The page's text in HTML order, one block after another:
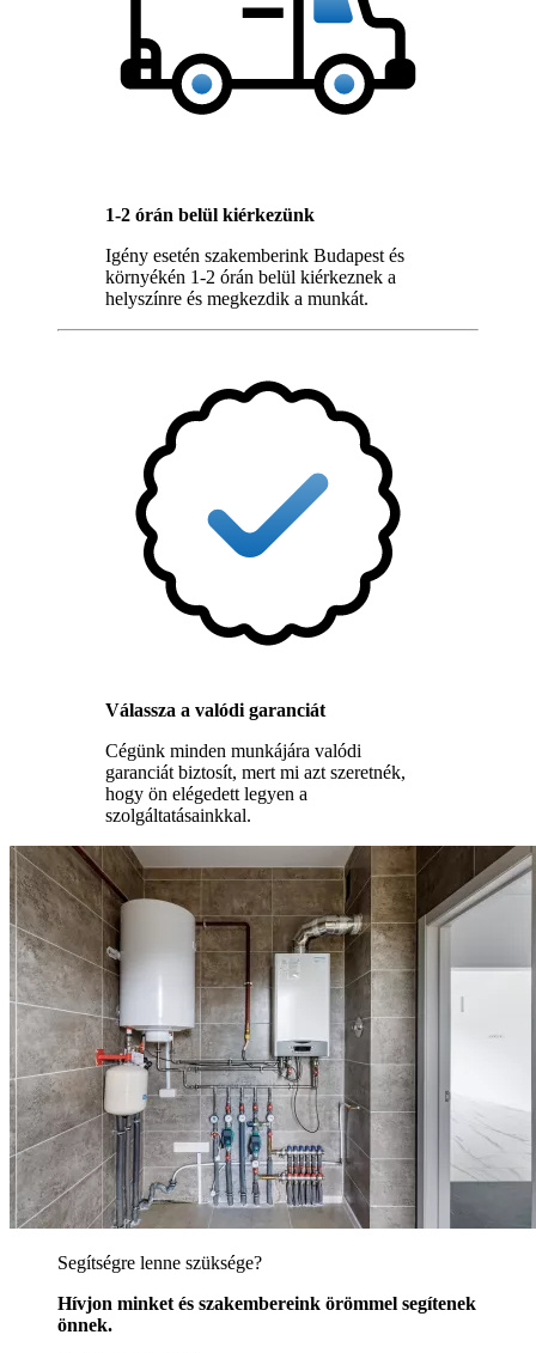
1-2 órán belül kiérkezünk
Igény esetén szakemberink Budapest és
környékén 1-2 órán belül kiérkeznek a
helyszínre és megkezdik a munkát.
Válassza a valódi garanciát
Cégünk minden munkájára valódi
garanciát biztosít, mert mi azt szeretnék,
hogy ön elégedett legyen a
szolgáltatásainkkal.
Segítségre lenne szüksége?
Hívjon minket és szakembereink örömmel segítenek
önnek.